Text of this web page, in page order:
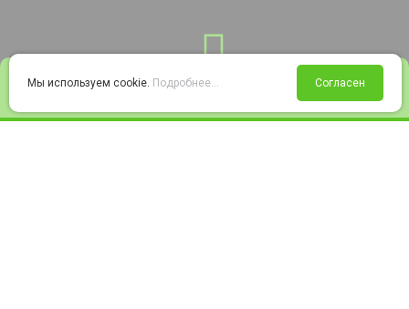
Войти Избранное Корзина
Мы используем cookie. Подробнее... Согласен